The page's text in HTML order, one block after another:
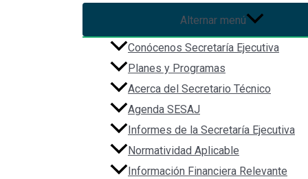
Alternar menú
Conócenos Secretaría Ejecutiva
Planes y Programas
Acerca del Secretario Técnico
Agenda SESAJ
Informes de la Secretaría Ejecutiva
Normatividad Aplicable
Información Financiera Relevante
Normateca_Estados
constitución